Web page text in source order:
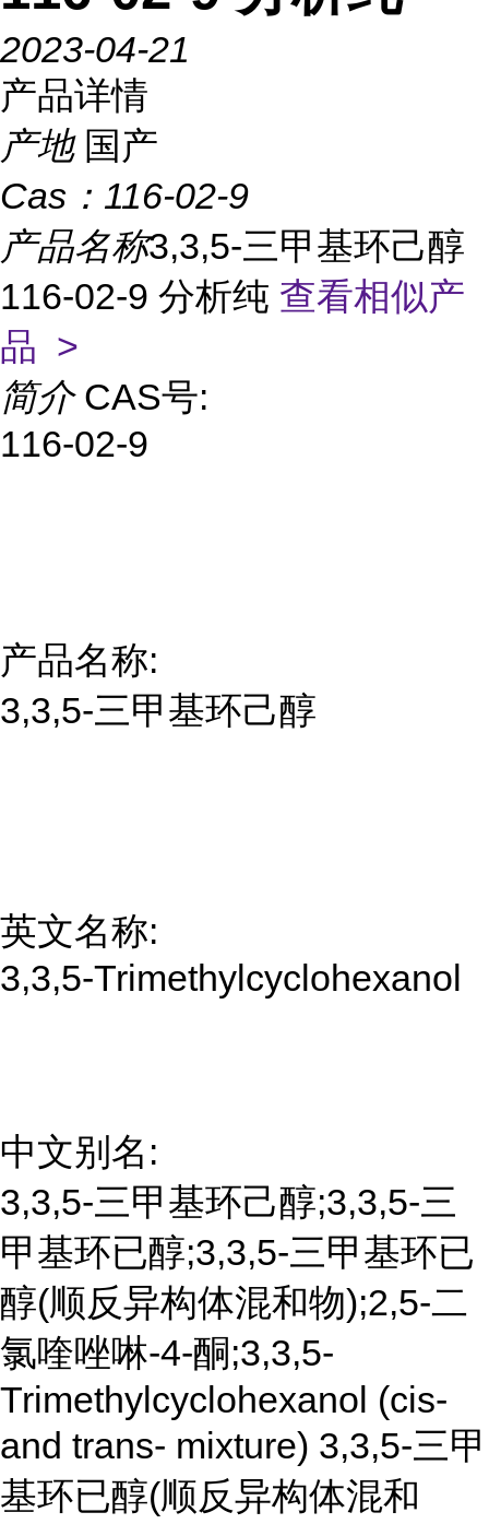
2023-04-21
产品详情
产地 国产
Cas： 116-02-9
产品名称3,3,5-三甲基环己醇
116-02-9 分析纯 查看相似产
品 >
简介 CAS号:
116-02-9
产品名称:
3,3,5-三甲基环己醇
英文名称:
3,3,5-Trimethylcyclohexanol
中文别名:
3,3,5-三甲基环己醇;3,3,5-三
甲基环已醇;3,3,5-三甲基环已
醇(顺反异构体混和物);2,5-二
氯喹唑啉-4-酮;3,3,5-
Trimethylcyclohexanol (cis-
and trans- mixture) 3,3,5-三甲
基环已醇(顺反异构体混和